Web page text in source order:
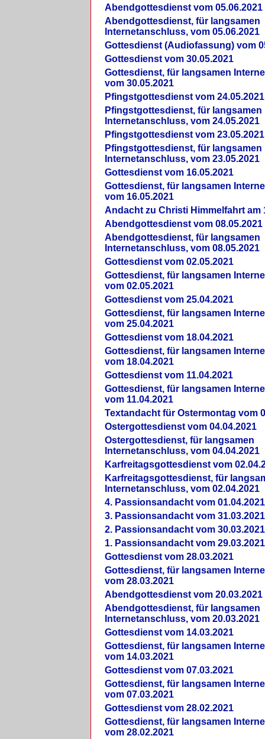
Abendgottesdienst vom 05.06.2021
Abendgottesdienst, für langsamen
Internetanschluss, vom 05.06.2021
Gottesdienst (Audiofassung) vom
Gottesdienst vom 30.05.2021
Gottesdienst, für langsamen
vom 30.05.2021
Pfingstgottesdienst vom 24.05.2021
Pfingstgottesdienst, für langsamen
Internetanschluss, vom 24.05.2021
Pfingstgottesdienst vom 23.05.2021
Pfingstgottesdienst, für langsamen
Internetanschluss, vom 23.05.2021
Gottesdienst vom 16.05.2021
Gottesdienst, für langsamen
vom 16.05.2021
Andacht zu Christi Himmelfahrt am
Abendgottesdienst vom 08.05.2021
Abendgottesdienst, für langsamen
Internetanschluss, vom 08.05.2021
Gottesdienst vom 02.05.2021
Gottesdienst, für langsamen
vom 02.05.2021
Gottesdienst vom 25.04.2021
Gottesdienst, für langsamen
vom 25.04.2021
Gottesdienst vom 18.04.2021
Gottesdienst, für langsamen
vom 18.04.2021
Gottesdienst vom 11.04.2021
Gottesdienst, für langsamen
vom 11.04.2021
Textandacht für Ostermontag vom
Ostergottesdienst vom 04.04.2021
Ostergottesdienst, für langsamen
Internetanschluss, vom 04.04.2021
Karfreitagsgottesdienst vom
Karfreitagsgottesdienst, für
Internetanschluss, vom 02.04.2021
4. Passionsandacht vom 01.04.2021
3. Passionsandacht vom 31.03.2021
2. Passionsandacht vom 30.03.2021
1. Passionsandacht vom 29.03.2021
Gottesdienst vom 28.03.2021
Gottesdienst, für langsamen
vom 28.03.2021
Abendgottesdienst vom 20.03.2021
Abendgottesdienst, für langsamen
Internetanschluss, vom 20.03.2021
Gottesdienst vom 14.03.2021
Gottesdienst, für langsamen
vom 14.03.2021
Gottesdienst vom 07.03.2021
Gottesdienst, für langsamen
vom 07.03.2021
Gottesdienst vom 28.02.2021
Gottesdienst, für langsamen
vom 28.02.2021